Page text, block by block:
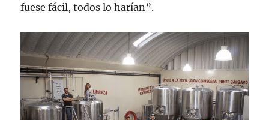
fuese fácil, todos lo harían”.